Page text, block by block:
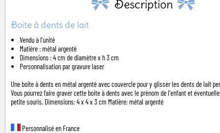
Description
Boite à dents de lait
Vendu à l'unité
Matière : métal argenté
Dimensions : 4 cm de diamètre x h 3 cm
Personnalisation par gravure laser
Une boite à dents en métal argenté avec couvercle pour y glisser les dents de lait
Vous pourrez faire graver cette boite à dents avec le prénom de l'enfant et
petite souris. Dimensions: 4 x 4 x 3 cm Matière: métal argenté
Personnalisé en France